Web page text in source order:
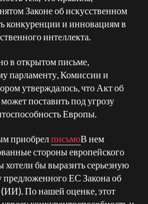
Законе об искусственном
конкуренции и инновациям в
интеллекта.
в открытом письме,
парламенту, Комиссии и
утверждалось, что Акт об
поставить под угрозу
Европы.
приобрелписьмоВ нем
стороны европейского
хотели бы выразить серьезную
предложенного ЕС Закона об
(ИИ). По нашей оценке, этот